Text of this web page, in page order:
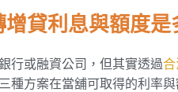
貸利息與額度是
行或融資公司，但其實透過合
種方案在當舖可取得的利率